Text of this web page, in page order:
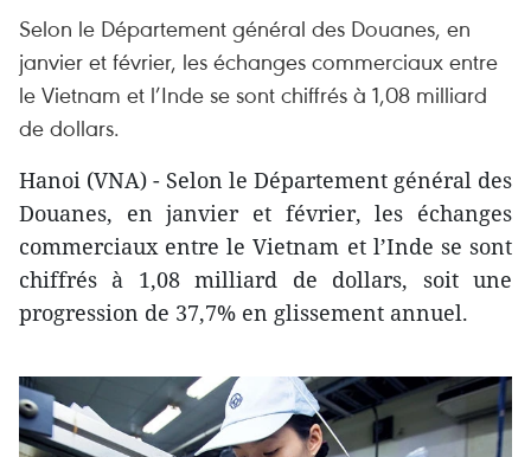
Selon le Département général des Douanes, en
janvier et février, les échanges commerciaux entre
le Vietnam et l’Inde se sont chiffrés à 1,08 milliard
de dollars.
Hanoi (VNA) - Selon le Département général des
Douanes, en janvier et février, les échanges
commerciaux entre le Vietnam et l’Inde se sont
chiffrés à 1,08 milliard de dollars, soit une
progression de 37,7% en glissement annuel.